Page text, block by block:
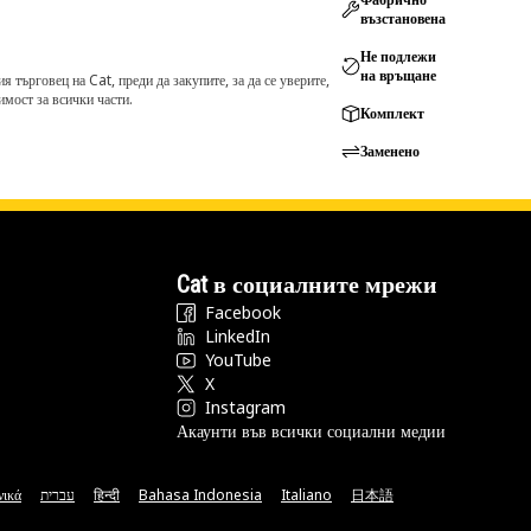
на Cat, преди да закупите, за да се уверите,
за всички части.
възстановена
Не подлежи
на връщане
Комплект
Заменено
Cat в социалните мрежи
Facebook
LinkedIn
YouTube
X
Instagram
Акаунти във всички социални медии
עברית हिन्दी Bahasa Indonesia Italiano 日本語